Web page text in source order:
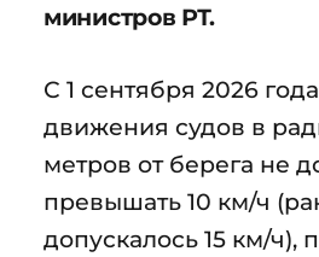
министров РТ.
С 1 сентября 2026
движения судов в
метров от берега не
превышать 10 км/ч
допускалось 15 км/ч),